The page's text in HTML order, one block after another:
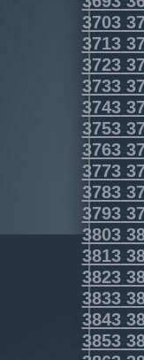
3703
3713
3723
3733
3743
3753
3763
3773
3783
3793
3803
3813
3823
3833
3843
3853